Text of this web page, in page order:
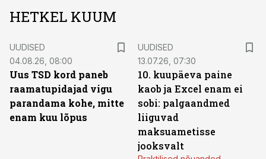
HETKEL KUUM
UUDISED
04.08.26, 08:00
Uus TSD kord paneb
raamatupidajad vigu
parandama kohe, mitte
enam kuu lõpus
UUDISED
13.07.26, 07:30
10. kuupäeva paine
kaob ja Excel enam ei
sobi: palgaandmed
liiguvad
maksuametisse
jooksvalt